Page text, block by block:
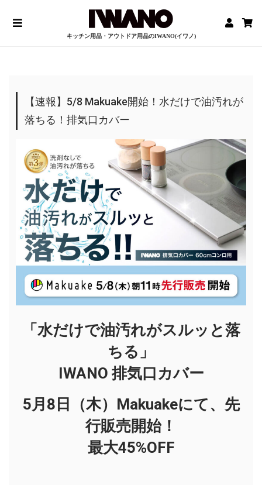
キッチン用品・アウトドア用品のIWANO(イワノ)
【速報】5/8 Makuake開始！水だけで油汚れが
落ちる！排気口カバー
「水だけで油汚れがスルッと落
ちる」
IWANO 排気口カバー
5月8日（木）Makuakeにて、先
行販売開始！
最大45%OFF